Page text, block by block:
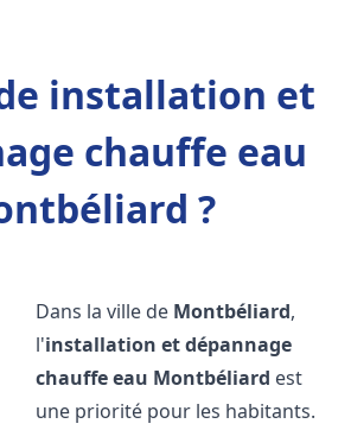
installation et
chauffe eau
?
Dans la ville de Montbéliard,
l'installation et dépannage
chauffe eau Montbéliard est
une priorité pour les habitants.